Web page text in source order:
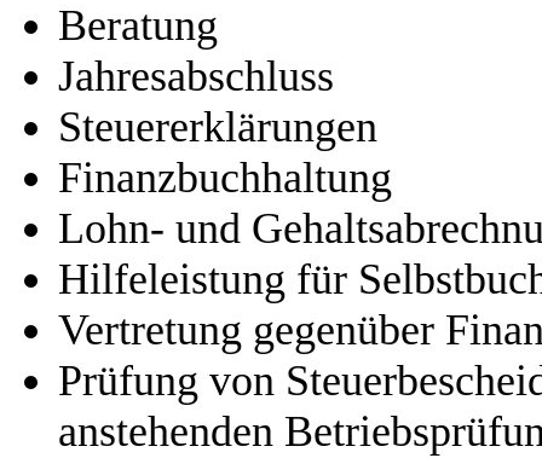
Beratung
Jahresabschluss
Steuererklärungen
Finanzbuchhaltung
Lohn- und
Hilfeleistung für
Vertretung gegenüber
Prüfung von
anstehenden